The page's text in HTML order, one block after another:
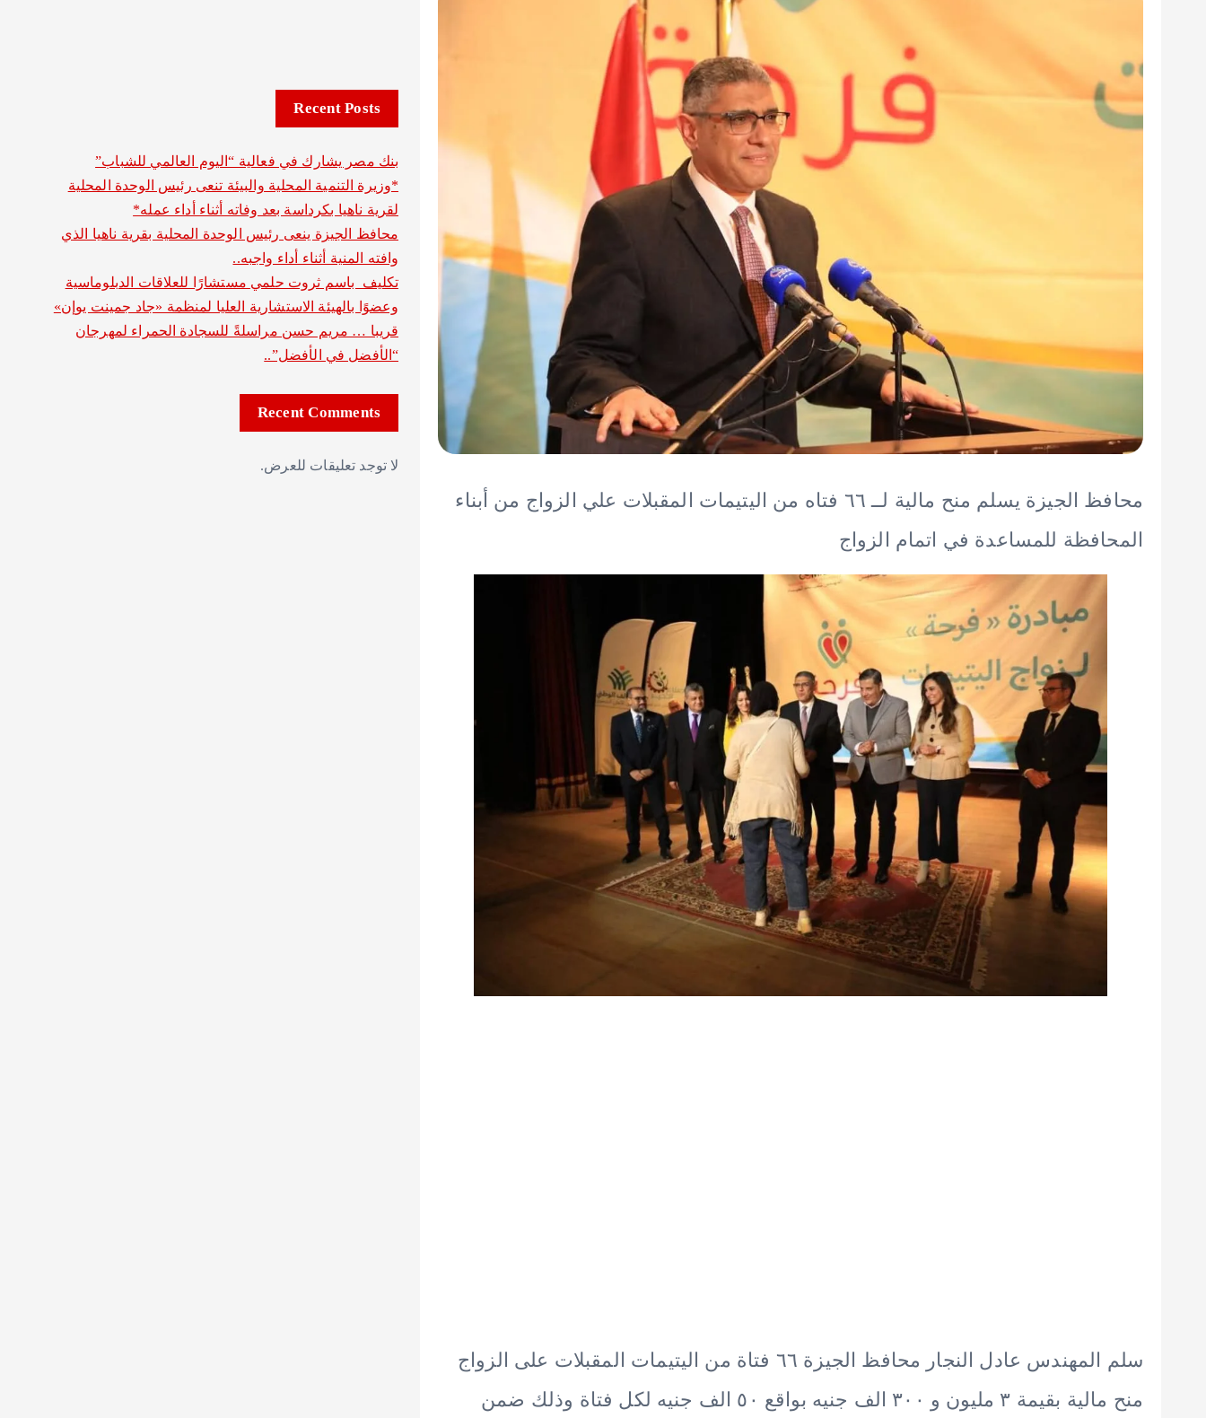
محافظ الجيزة يسلم منح مالية لــ ٦٦ فتاه من اليتيمات المقبلات علي الزواج من أبناء
المحافظة للمساعدة في اتمام الزواج
سلم المهندس عادل النجار محافظ الجيزة ٦٦ فتاة من اليتيمات المقبلات على الزواج
منح مالية بقيمة ٣ مليون و ٣٠٠ الف جنيه بواقع ٥٠ الف جنيه لكل فتاة وذلك ضمن
Recent Posts
بنك مصر يشارك في فعالية “اليوم العالمي للشباب”
*وزيرة التنمية المحلية والبيئة تنعى رئيس الوحدة المحلية
لقرية ناهيا بكرداسة بعد وفاته أثناء أداء عمله*
محافظ الجيزة ينعى رئيس الوحدة المحلية بقرية ناهيا الذي
وافته المنية أثناء أداء واجبه..
تكليف باسم ثروت حلمي مستشارًا للعلاقات الدبلوماسية
وعضوًا بالهيئة الاستشارية العليا لمنظمة «جاد جمينت يوإن»
قريبا … مريم حسن مراسلةً للسجادة الحمراء لمهرجان
“الأفضل في الأفضل”..
Recent Comments
لا توجد تعليقات للعرض.